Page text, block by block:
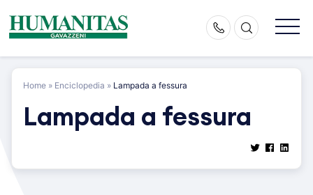
content
Home » Enciclopedia » Lampada a fessura
Lampada a fessura